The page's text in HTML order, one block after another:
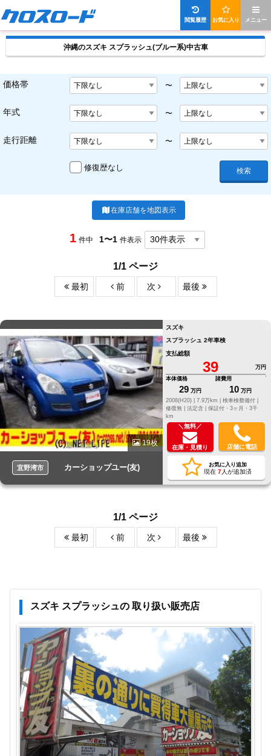
メニュー
お気に入り
閲覧履歴
沖縄のスズキ スプラッシュ(ブルー系)中古車
価格帯 〜
年式 〜
走行距離 〜
修復歴なし 検索
在庫店舗を地図表示
1 件中 1〜1 件表示
1/1 ページ
最初 前 次 最後
19枚
宜野湾市 カーショップユー(友)
スズキ
スプラッシュ 2年車検
支払総額
39
万円
本体価格
29 万円
諸費用
10 万円
2008(H20) |
7.9万km |
検車検整備付 |
修復無 | 法定含 | 保証付・3ヶ月・3千
km
＼無料／
在庫・見積り 店舗に電話
お気に入り追加
現在 7人が追加済
1/1 ページ
最初 前 次 最後
スズキ スプラッシュの 取り扱い販売店